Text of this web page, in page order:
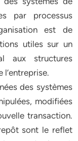
par processus
est de
utiles sur un
aux structures
des systèmes
modifiées
transaction.
sont le reflet